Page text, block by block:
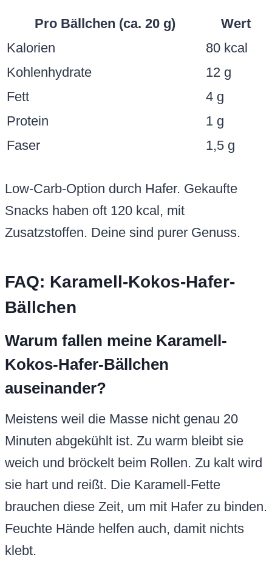
Pro Bällchen (ca. 20 g)
Wert
Kalorien
80 kcal
Kohlenhydrate
12 g
Fett
4 g
Protein
1 g
Faser
1,5 g
Low-Carb-Option durch Hafer. Gekaufte
Snacks haben oft 120 kcal, mit
Zusatzstoffen. Deine sind purer Genuss.
FAQ: Karamell-Kokos-Hafer-
Bällchen
Warum fallen meine Karamell-
Kokos-Hafer-Bällchen
auseinander?
Meistens weil die Masse nicht genau 20
Minuten abgekühlt ist. Zu warm bleibt sie
weich und bröckelt beim Rollen. Zu kalt wird
sie hart und reißt. Die Karamell-Fette
brauchen diese Zeit, um mit Hafer zu binden.
Feuchte Hände helfen auch, damit nichts
klebt.